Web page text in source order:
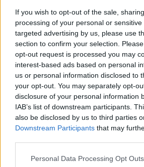
If you wish to opt-out of the sale,
processing of your personal or
targeted advertising by us, please use
section to confirm your selection.
opt-out request is processed you may
interest-based ads based on personal
us or personal information disclosed to
your opt-out. You may separately opt-
disclosure of your personal information
IAB’s list of downstream participants.
also be disclosed by us to third parties
Downstream Participants that may
Personal Data Processing Opt Outs
L'email è richiesta ma non verrà mostrata ai
commento esprime il pensiero dell'autore e non
di VareseNews.it, che rimane autonoma e
commenti non sono testi giornalistici, ma post
possono essere automaticamente pubblicati senza
che includano uno o più link a siti esterni verranno
sistema.